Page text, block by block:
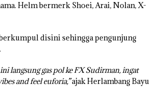
Helm bermerk Shoei, Arai, Nolan, X-
disini sehingga pengunjung
langsung gas pol ke FX Sudirman, ingat
and feel euforia,”ajak Herlambang Bayu